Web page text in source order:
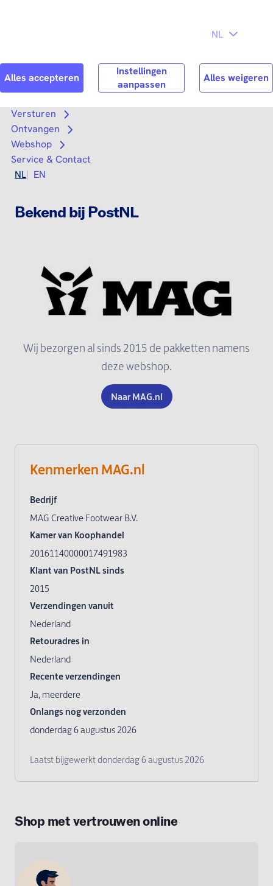
Search Zoek
Versturen
Open submenu
Ontvangen
Open submenu
Webshop
Open submenu
Service & Contact
NL
EN
Bekend bij PostNL
Shop met vertrouwen online